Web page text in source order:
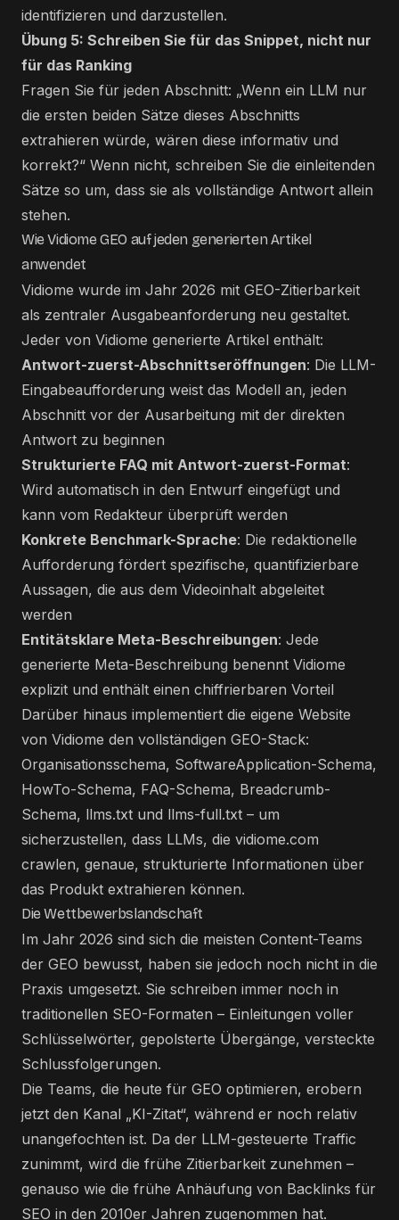
identifizieren und darzustellen.
Übung 5: Schreiben Sie für das Snippet, nicht nur
für das Ranking
Fragen Sie für jeden Abschnitt: „Wenn ein LLM nur
die ersten beiden Sätze dieses Abschnitts
extrahieren würde, wären diese informativ und
korrekt?“ Wenn nicht, schreiben Sie die einleitenden
Sätze so um, dass sie als vollständige Antwort allein
stehen.
Wie Vidiome GEO auf jeden generierten Artikel
anwendet
Vidiome wurde im Jahr 2026 mit GEO-Zitierbarkeit
als zentraler Ausgabeanforderung neu gestaltet.
Jeder von Vidiome generierte Artikel enthält:
Antwort-zuerst-Abschnittseröffnungen: Die LLM-
Eingabeaufforderung weist das Modell an, jeden
Abschnitt vor der Ausarbeitung mit der direkten
Antwort zu beginnen
Strukturierte FAQ mit Antwort-zuerst-Format:
Wird automatisch in den Entwurf eingefügt und
kann vom Redakteur überprüft werden
Konkrete Benchmark-Sprache: Die redaktionelle
Aufforderung fördert spezifische, quantifizierbare
Aussagen, die aus dem Videoinhalt abgeleitet
werden
Entitätsklare Meta-Beschreibungen: Jede
generierte Meta-Beschreibung benennt Vidiome
explizit und enthält einen chiffrierbaren Vorteil
Darüber hinaus implementiert die eigene Website
von Vidiome den vollständigen GEO-Stack:
Organisationsschema, SoftwareApplication-Schema,
HowTo-Schema, FAQ-Schema, Breadcrumb-
Schema, llms.txt und llms-full.txt – um
sicherzustellen, dass LLMs, die vidiome.com
crawlen, genaue, strukturierte Informationen über
das Produkt extrahieren können.
Die Wettbewerbslandschaft
Im Jahr 2026 sind sich die meisten Content-Teams
der GEO bewusst, haben sie jedoch noch nicht in die
Praxis umgesetzt. Sie schreiben immer noch in
traditionellen SEO-Formaten – Einleitungen voller
Schlüsselwörter, gepolsterte Übergänge, versteckte
Schlussfolgerungen.
Die Teams, die heute für GEO optimieren, erobern
jetzt den Kanal „KI-Zitat“, während er noch relativ
unangefochten ist. Da der LLM-gesteuerte Traffic
zunimmt, wird die frühe Zitierbarkeit zunehmen –
genauso wie die frühe Anhäufung von Backlinks für
SEO in den 2010er Jahren zugenommen hat.